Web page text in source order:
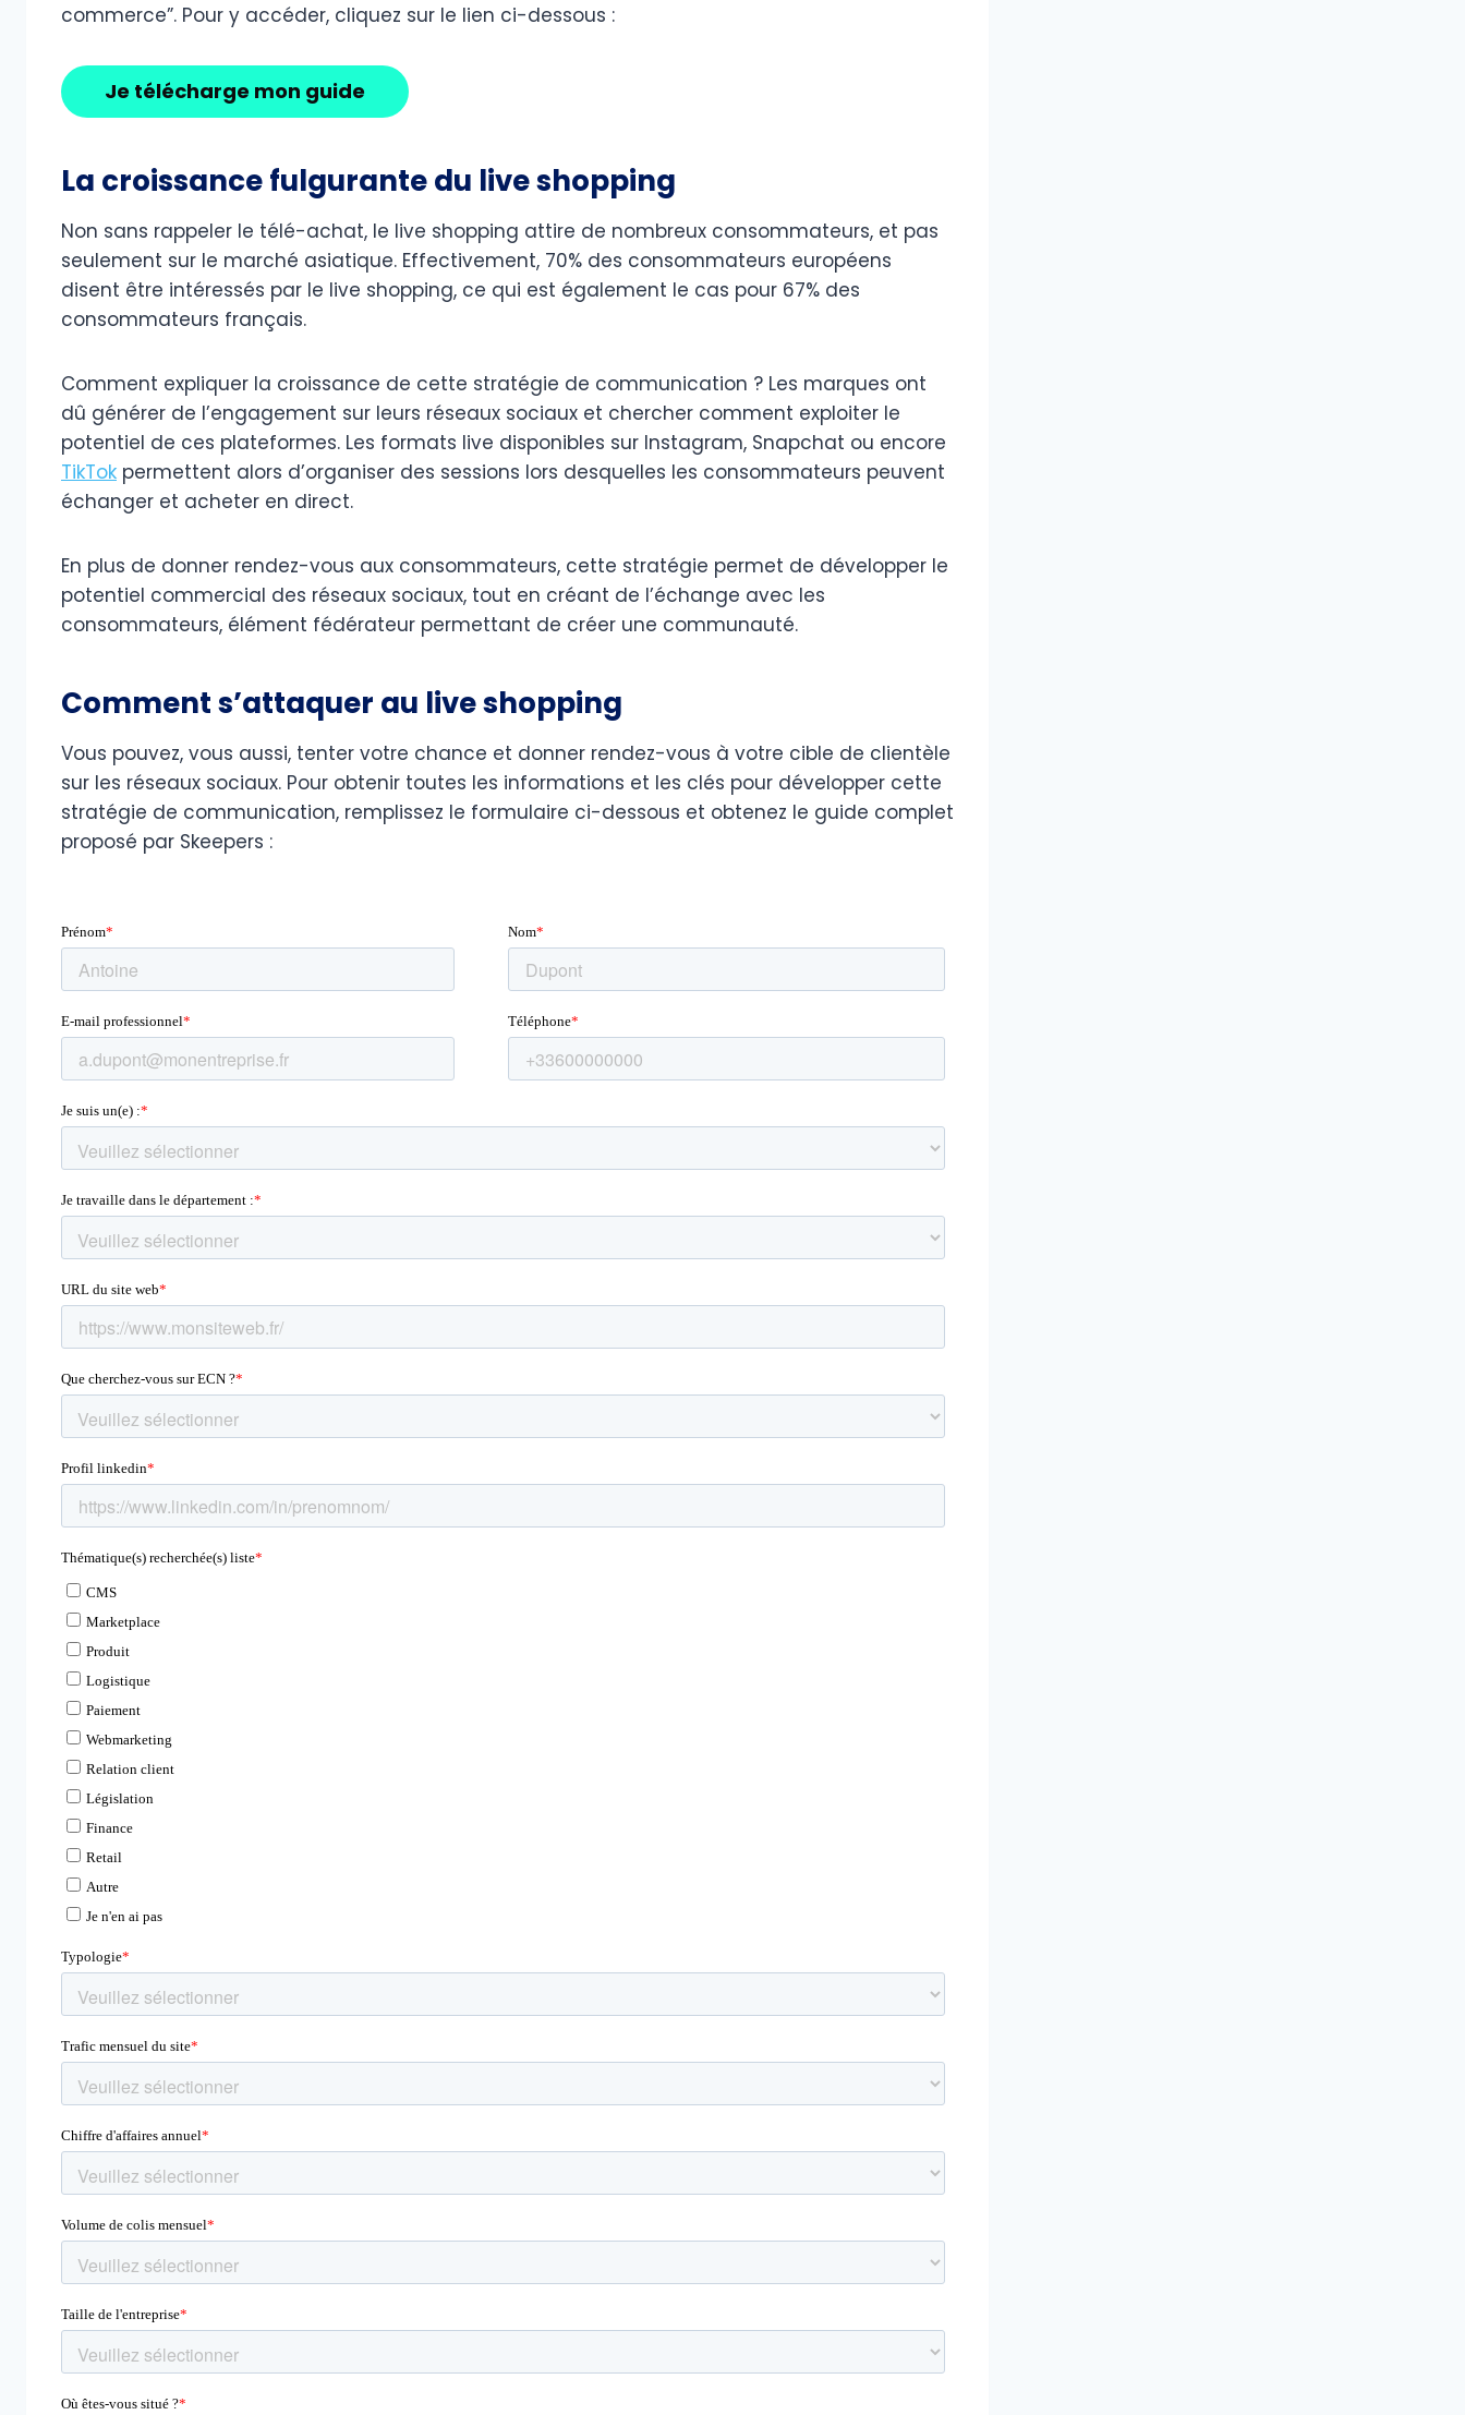
commerce”. Pour y accéder, cliquez sur le lien ci-dessous :
Je télécharge mon guide
La croissance fulgurante du live shopping
Non sans rappeler le télé-achat, le live shopping attire de nombreux consommateurs, et pas
seulement sur le marché asiatique. Effectivement, 70% des consommateurs européens
disent être intéressés par le live shopping, ce qui est également le cas pour 67% des
consommateurs français.
Comment expliquer la croissance de cette stratégie de communication ? Les marques ont
dû générer de l’engagement sur leurs réseaux sociaux et chercher comment exploiter le
potentiel de ces plateformes. Les formats live disponibles sur Instagram, Snapchat ou encore
TikTok permettent alors d’organiser des sessions lors desquelles les consommateurs peuvent
échanger et acheter en direct.
En plus de donner rendez-vous aux consommateurs, cette stratégie permet de développer le
potentiel commercial des réseaux sociaux, tout en créant de l’échange avec les
consommateurs, élément fédérateur permettant de créer une communauté.
Comment s’attaquer au live shopping
Vous pouvez, vous aussi, tenter votre chance et donner rendez-vous à votre cible de clientèle
sur les réseaux sociaux. Pour obtenir toutes les informations et les clés pour développer cette
stratégie de communication, remplissez le formulaire ci-dessous et obtenez le guide complet
proposé par Skeepers :